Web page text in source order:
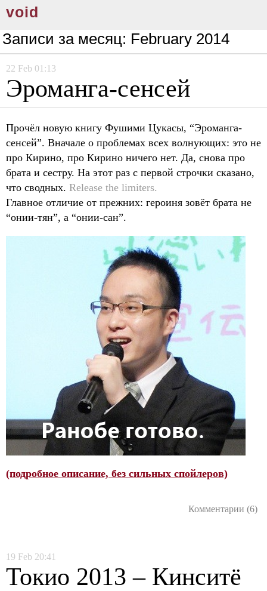
void
Записи за месяц: February 2014
22 Feb 01:13
Эроманга-сенсей
Прочёл новую книгу Фушими Цукасы, “Эроманга-
сенсей”. Вначале о проблемах всех волнующих: это не
про Кирино, про Кирино ничего нет. Да, снова про
брата и сестру. На этот раз с первой строчки сказано,
что сводных. Release the limiters.
Главное отличие от прежних: героиня зовёт брата не
“онии-тян”, а “онии-сан”.
(подробное описание, без сильных спойлеров)
Комментарии (6)
19 Feb 20:41
Токио 2013 – Кинситё